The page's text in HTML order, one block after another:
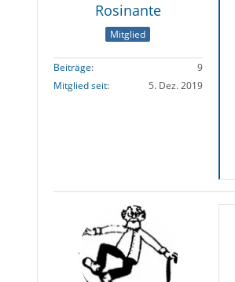
Rosinante
Mitglied
Beiträge
9
Mitglied seit
5. Dez. 2019